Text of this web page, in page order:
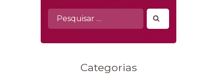
Pesquisar
por:
Categorias